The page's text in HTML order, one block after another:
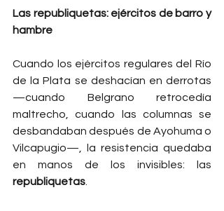
Las republiquetas: ejércitos de barro y
hambre
Cuando los ejércitos regulares del Río
de la Plata se deshacían en derrotas
—cuando Belgrano retrocedía
maltrecho, cuando las columnas se
desbandaban después de Ayohuma o
Vilcapugio—, la resistencia quedaba
republiquetas